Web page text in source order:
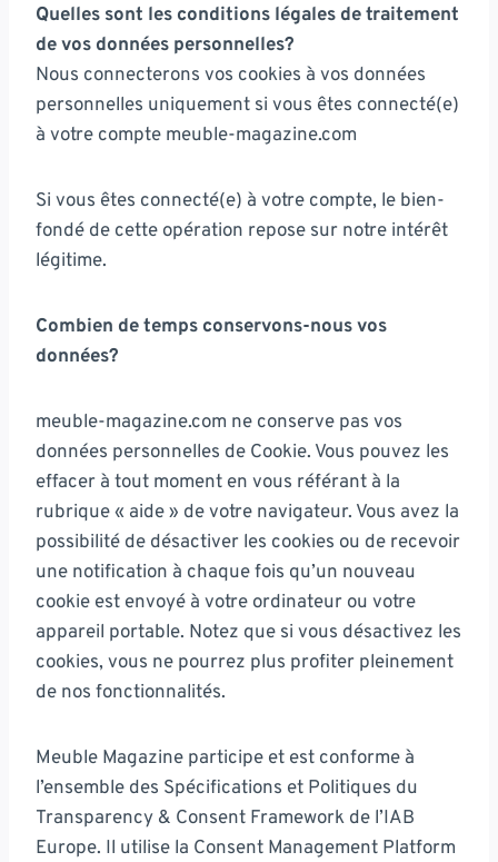
Quelles sont les conditions légales de traitement
de vos données personnelles?
Nous connecterons vos cookies à vos données
personnelles uniquement si vous êtes connecté(e)
à votre compte meuble-magazine.com
Si vous êtes connecté(e) à votre compte, le bien-
fondé de cette opération repose sur notre intérêt
légitime.
Combien de temps conservons-nous vos
données?
meuble-magazine.com ne conserve pas vos
données personnelles de Cookie. Vous pouvez les
effacer à tout moment en vous référant à la
rubrique « aide » de votre navigateur. Vous avez la
possibilité de désactiver les cookies ou de recevoir
une notification à chaque fois qu’un nouveau
cookie est envoyé à votre ordinateur ou votre
appareil portable. Notez que si vous désactivez les
cookies, vous ne pourrez plus profiter pleinement
de nos fonctionnalités.
Meuble Magazine participe et est conforme à
l’ensemble des Spécifications et Politiques du
Transparency & Consent Framework de l’IAB
Europe. Il utilise la Consent Management Platform